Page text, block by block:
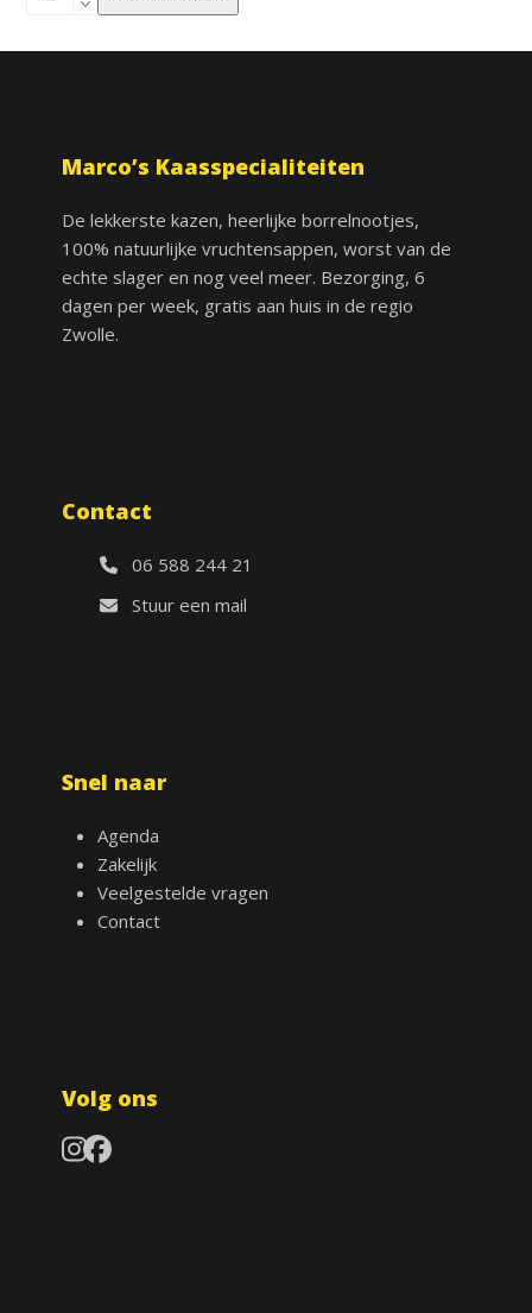
Marco’s Kaasspecialiteiten
De lekkerste kazen, heerlijke borrelnootjes,
100% natuurlijke vruchtensappen, worst van de
echte slager en nog veel meer. Bezorging, 6
dagen per week, gratis aan huis in de regio
Zwolle.
Contact
06 588 244 21
Stuur een mail
Snel naar
Agenda
Zakelijk
Veelgestelde vragen
Contact
Volg ons
Instagram
Facebook